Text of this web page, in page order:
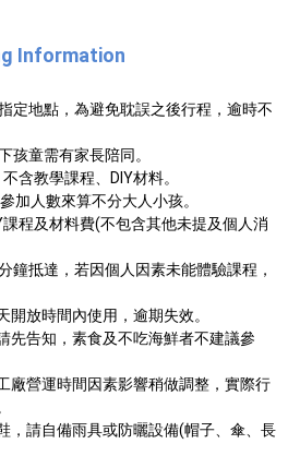
Information
定地點，為避免耽誤之後行程，逾時不
孩童需有家長陪同。
含教學課程、DIY材料。
加人數來算不分大人小孩。
課程及材料費(不包含其他未提及個人消
鐘抵達，若因個人因素未能體驗課程，
開放時間內使用，逾期失效。
先告知，素食及不吃海鮮者不建議參
廠營運時間因素影響稍做調整，實際行
，請自備雨具或防曬設備(帽子、傘、長